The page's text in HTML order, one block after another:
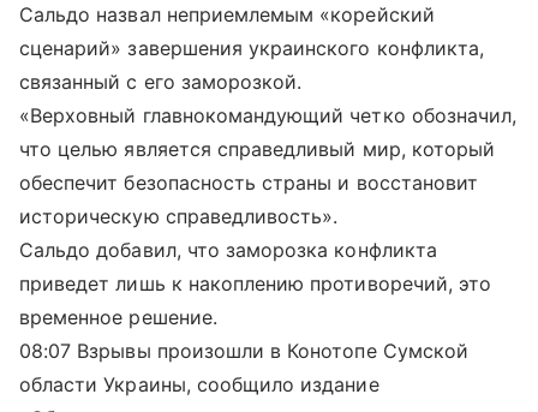
Сальдо назвал неприемлемым «корейский
сценарий» завершения украинского конфликта,
связанный с его заморозкой.
«Верховный главнокомандующий четко обозначил,
что целью является справедливый мир, который
обеспечит безопасность страны и восстановит
историческую справедливость».
Сальдо добавил, что заморозка конфликта
приведет лишь к накоплению противоречий, это
временное решение.
08:07 Взрывы произошли в Конотопе Сумской
области Украины, сообщило издание